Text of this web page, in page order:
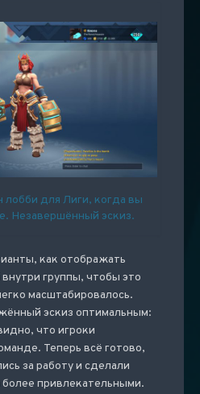
лобби для Лиги, когда вы
Незавершённый эскиз.
как отображать
группы, чтобы это
масштабировалось.
эскиз оптимальным:
что игроки
Теперь всё готово,
за работу и сделали
привлекательными.